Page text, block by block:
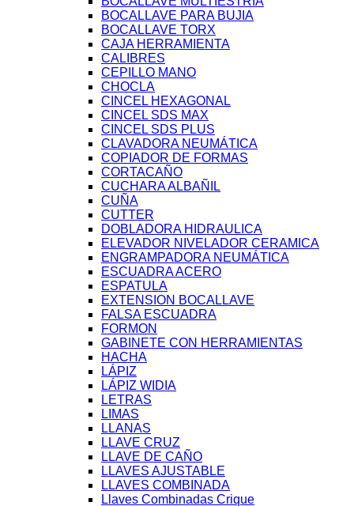
BOCALLAVE PARA BUJIA
BOCALLAVE TORX
CAJA HERRAMIENTA
CALIBRES
CEPILLO MANO
CHOCLA
CINCEL HEXAGONAL
CINCEL SDS MAX
CINCEL SDS PLUS
CLAVADORA NEUMÁTICA
COPIADOR DE FORMAS
CORTACAÑO
CUCHARA ALBAÑIL
CUÑA
CUTTER
DOBLADORA HIDRAULICA
ELEVADOR NIVELADOR CERAMICA
ENGRAMPADORA NEUMÁTICA
ESCUADRA ACERO
ESPATULA
EXTENSION BOCALLAVE
FALSA ESCUADRA
FORMON
GABINETE CON HERRAMIENTAS
HACHA
LÁPIZ
LÁPIZ WIDIA
LETRAS
LIMAS
LLANAS
LLAVE CRUZ
LLAVE DE CAÑO
LLAVES AJUSTABLE
LLAVES COMBINADA
Llaves Combinadas Crique